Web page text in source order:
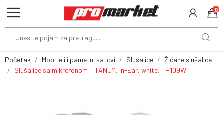
0
Početak Mobiteli i pametni satovi Slušalice
Žičane slušalice
Slušalice sa mikrofonom TITANUM, In-Ear, white, TH109W